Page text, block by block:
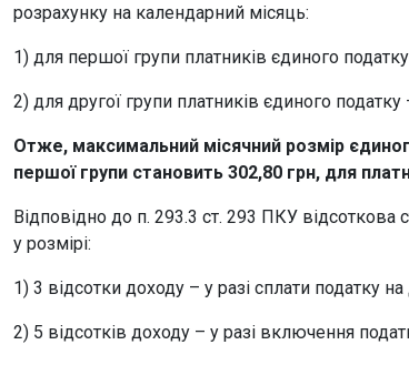
розрахунку на календарний місяць:
1) для першої групи платників єдиного
2) для другої групи платників єдиного
Отже, максимальний місячний розмір
першої групи становить 302,80 грн, для
Відповідно до п. 293.3 ст. 293 ПКУ відсоткова
у розмірі:
1) 3 відсотки доходу – у разі сплати податку
2) 5 відсотків доходу – у разі включення